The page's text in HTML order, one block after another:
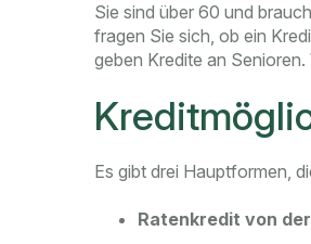
Sie sind über 60 und
fragen Sie sich, ob ein
geben Kredite an
Es gibt drei Hauptformen,
Ratenkredit von